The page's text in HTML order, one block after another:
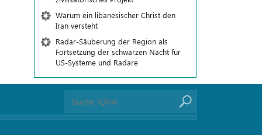
Warum ein libanesischer Christ den
Iran versteht
Radar-Säuberung der Region als
Fortsetzung der schwarzen Nacht für
US-Systeme und Radare